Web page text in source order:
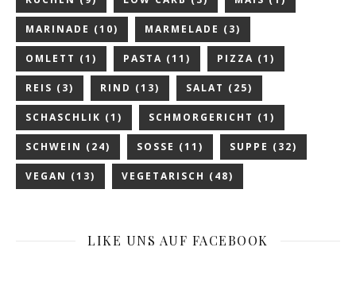
MARINADE (10) MARMELADE (3)
OMLETT (1) PASTA (11) PIZZA (1)
REIS (3) RIND (13) SALAT (25)
SCHASCHLIK (1) SCHMORGERICHT (1)
SCHWEIN (24) SOSSE (11) SUPPE (32)
VEGAN (13) VEGETARISCH (48)
LIKE UNS AUF FACEBOOK